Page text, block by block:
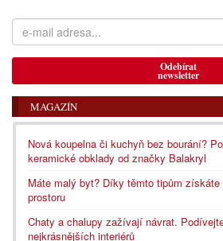
Odebírat
newsletter
MAGAZÍN
Nová koupelna či kuchyň bez bourání?
keramické obklady od značky Balakryl
Máte malý byt? Díky těmto tipům
prostoru
Chaty a chalupy zažívají návrat.
nejkrásnějších interiérů